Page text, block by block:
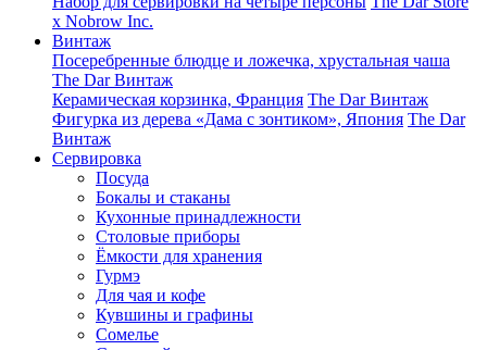
х Nobrow Inc.
Винтаж
Посеребренные блюдце и ложечка, хрустальная чаша
The Dar Винтаж
Керамическая корзинка, Франция The Dar Винтаж
Фигурка из дерева «Дама с зонтиком», Япония The Dar
Винтаж
Сервировка
Посуда
Бокалы и стаканы
Кухонные принадлежности
Столовые приборы
Ëмкости для хранения
Гурмэ
Для чая и кофе
Кувшины и графины
Сомелье